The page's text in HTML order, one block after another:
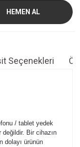
HEMEN AL
Seçenekleri
/ tablet yedek
değildir. Bir cihazın
dolayı ürünün